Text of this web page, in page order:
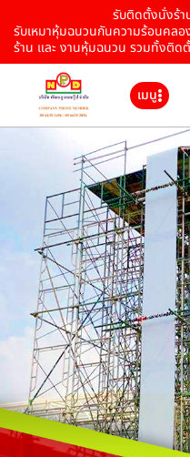
รับติดตั้งนั่งร้
รับเหมาหุ้มฉนวนกันความร้อนคลอ
ร้าน และ งานหุ้มฉนวน รวมทั้งติด
เมนู